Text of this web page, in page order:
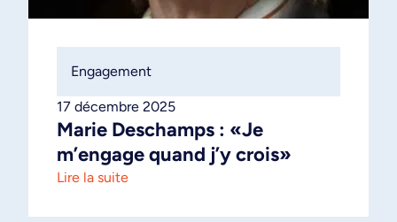
17 décembre 2025
Engagement
Marie Deschamps : «Je
m’engage quand j’y crois»
Lire la suite